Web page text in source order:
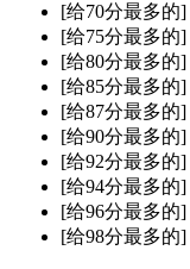
[给70分最多的]
[给75分最多的]
[给80分最多的]
[给85分最多的]
[给87分最多的]
[给90分最多的]
[给92分最多的]
[给94分最多的]
[给96分最多的]
[给98分最多的]